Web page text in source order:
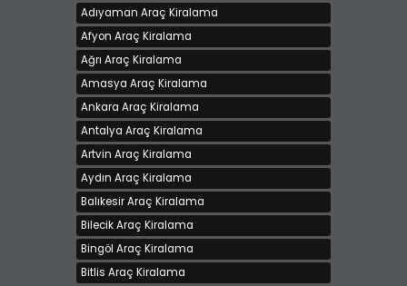
Adıyaman Araç Kiralama
Afyon Araç Kiralama
Ağrı Araç Kiralama
Amasya Araç Kiralama
Ankara Araç Kiralama
Antalya Araç Kiralama
Artvin Araç Kiralama
Aydın Araç Kiralama
Balıkesir Araç Kiralama
Bilecik Araç Kiralama
Bingöl Araç Kiralama
Bitlis Araç Kiralama